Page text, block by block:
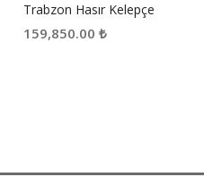
Trabzon Hasır Kelepçe
159,850.00 ₺